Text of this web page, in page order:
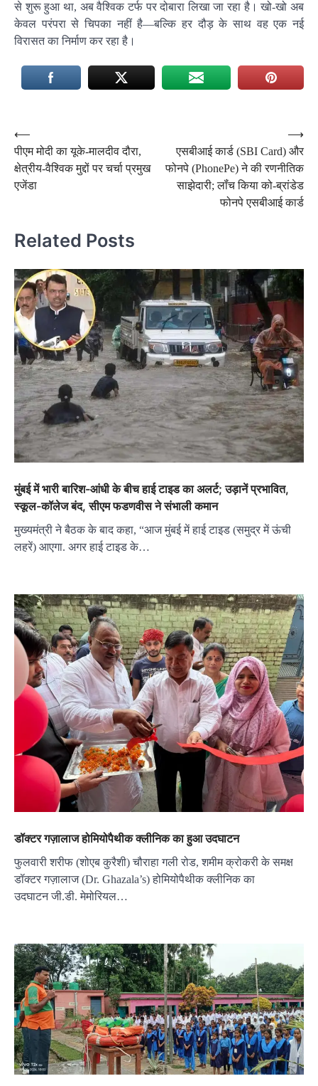
से शुरू हुआ था, अब वैश्विक टर्फ पर दोबारा लिखा जा रहा है। खो-खो अब
केवल परंपरा से चिपका नहीं है—बल्कि हर दौड़ के साथ वह एक नई
विरासत का निर्माण कर रहा है।
Post
navigation
⟵
पीएम मोदी का यूके-मालदीव दौरा,
क्षेत्रीय-वैश्विक मुद्दों पर चर्चा प्रमुख
एजेंडा
एसबीआई कार्ड (SBI Card) और
फोनपे (PhonePe) ने की रणनीतिक
साझेदारी; लॉंच किया को-ब्रांडेड
फोनपे एसबीआई कार्ड
⟶
Related Posts
मुंबई में भारी बारिश-आंधी के बीच हाई टाइड का अलर्ट; उड़ानें प्रभावित,
स्कूल-कॉलेज बंद, सीएम फडणवीस ने संभाली कमान
मुख्यमंत्री ने बैठक के बाद कहा, “आज मुंबई में हाई टाइड (समुद्र में ऊंची
लहरें) आएगा. अगर हाई टाइड के…
डॉक्टर गज़ालाज होमियोपैथीक क्लीनिक का हुआ उदघाटन
फुलवारी शरीफ (शोएब कुरैशी) चौराहा गली रोड, शमीम क्रोकरी के समक्ष
डॉक्टर गज़ालाज (Dr. Ghazala’s) होमियोपैथीक क्लीनिक का
उदघाटन जी.डी. मेमोरियल…